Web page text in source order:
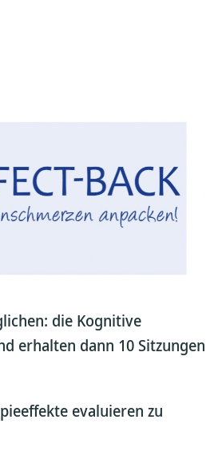
die Kognitive
erhalten dann 10 Sitzungen
evaluieren zu